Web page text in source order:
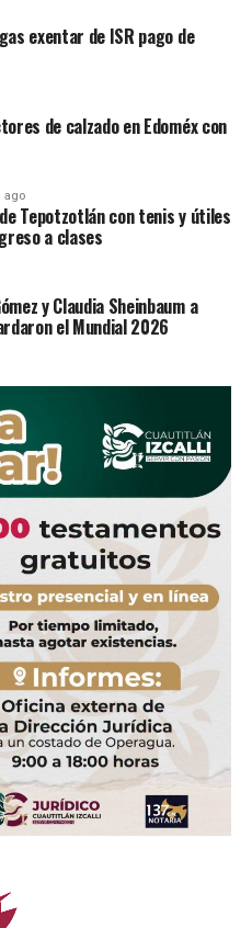
ciudadana en
integraciÃ³n de ComitÃ©
Noticias
exentar de ISR pago de
de calzado en Edoméx con
ago
Tepotzotlán con tenis y útiles
a clases
y Claudia Sheinbaum a
el Mundial 2026